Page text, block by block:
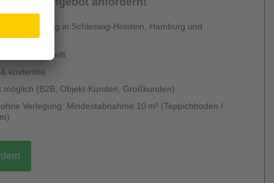
Dienstleistung in Schleswig-Holstein, Hamburg und
erstellt
kostenlos
möglich (B2B, Objekt-Kunden, Großkunden)
Verlegung: Mindestabnahme 10 m² (Teppichboden /